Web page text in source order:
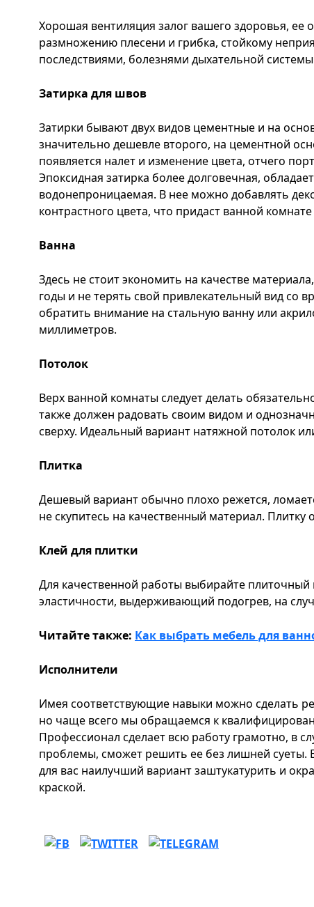
Хорошая вентиляция залог вашего здоровья, ее
размножению плесени и грибка, стойкому
последствиями, болезнями дыхательной
Затирка для швов
Затирки бывают двух видов цементные и на
значительно дешевле второго, на цементной
появляется налет и изменение цвета, отчего
Эпоксидная затирка более долговечная,
водонепроницаемая. В нее можно добавлять
контрастного цвета, что придаст ванной
Ванна
Здесь не стоит экономить на качестве
годы и не терять свой привлекательный вид со
обратить внимание на стальную ванну или
миллиметров.
Потолок
Верх ванной комнаты следует делать
также должен радовать своим видом и
сверху. Идеальный вариант натяжной потолок
Плитка
Дешевый вариант обычно плохо режется,
не скупитесь на качественный материал. Плитку
Клей для плитки
Для качественной работы выбирайте
эластичности, выдерживающий подогрев, на
Читайте также: Как выбрать мебель для
Исполнители
Имея соответствующие навыки можно сделать
но чаще всего мы обращаемся к
Профессионал сделает всю работу грамотно, в
проблемы, сможет решить ее без лишней суеты.
для вас наилучший вариант заштукатурить и
краской.